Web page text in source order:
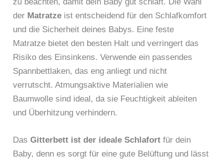
der Matratze ist entscheidend für den Schlafkomfort
und die Sicherheit deines Babys. Eine feste
Matratze bietet den besten Halt und verringert das
Risiko des Einsinkens. Verwende ein passendes
Spannbettlaken, das eng anliegt und nicht
verrutscht. Atmungsaktive Materialien wie
Baumwolle sind ideal, da sie Feuchtigkeit ableiten
und Überhitzung verhindern.
DasGitterbett ist der ideale Schlafort für dein
Baby, denn es sorgt für eine gute Belüftung und lässt